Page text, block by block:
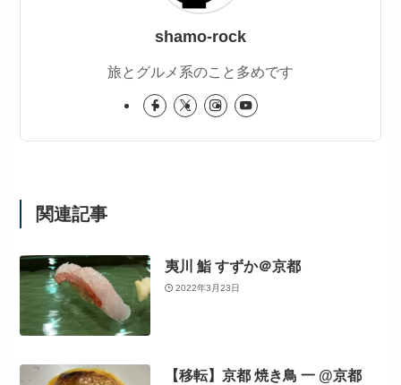
shamo-rock
旅とグルメ系のこと多めです
関連記事
夷川 鮨 すずか＠京都
2022年3月23日
【移転】京都 焼き鳥 一 @京都